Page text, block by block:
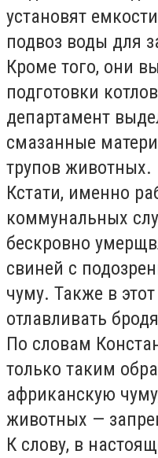
установят
подвоз воды для
Кроме того, они
подготовки
департамент
смазанные
трупов животных.
Кстати, именно
коммунальных
бескровно
свиней с
чуму. Также в
отлавливать
По словам
только таким
африканскую
животных —
К слову, в